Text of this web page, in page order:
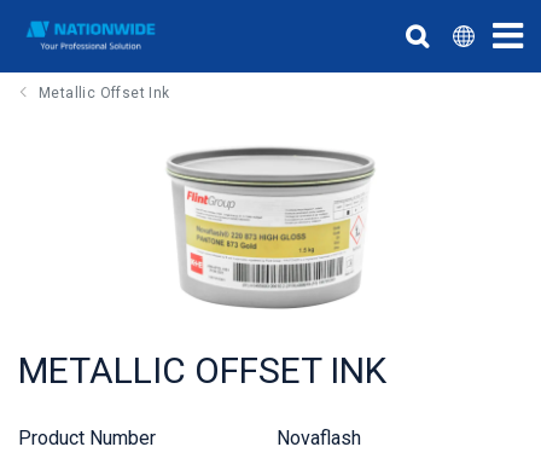
Metallic Offset Ink
METALLIC OFFSET INK
Product Number
Novaflash